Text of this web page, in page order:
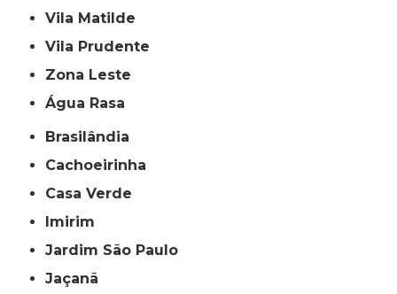
Vila Matilde
Vila Prudente
Zona Leste
Água Rasa
Brasilândia
Cachoeirinha
Casa Verde
Imirim
Jardim São Paulo
Jaçanã